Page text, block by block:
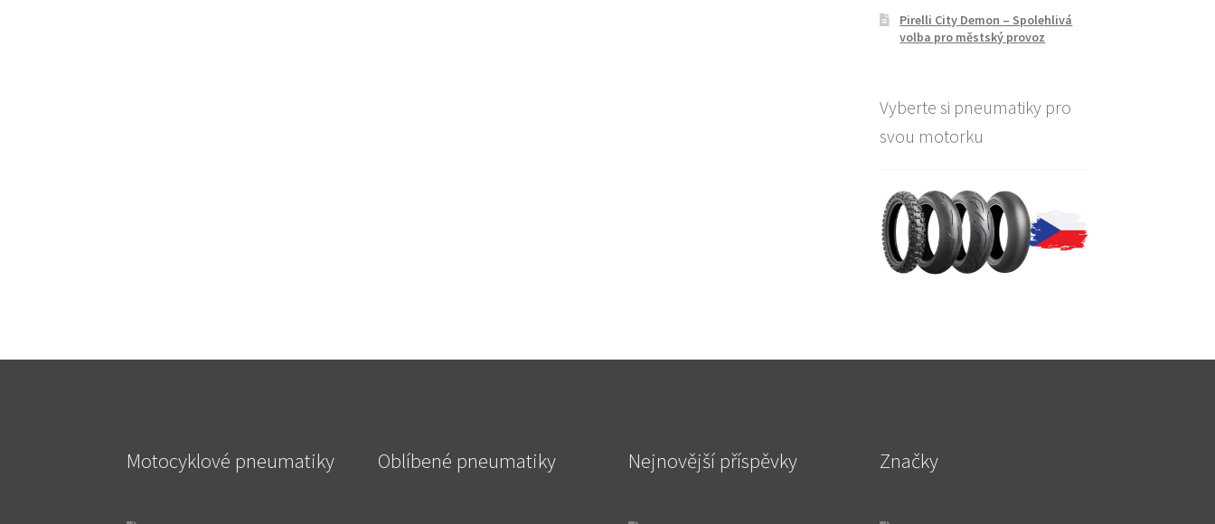
Pirelli City Demon – Spolehlivá
volba pro městský provoz
Vyberte si pneumatiky pro
svou motorku
Motocyklové pneumatiky Oblíbené pneumatiky Nejnovější příspěvky Značky